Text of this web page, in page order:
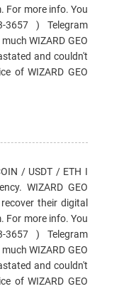
For more info. You
3657 ) Telegram
WIZARD GEO
and couldn't
of WIZARD GEO
/ USDT / ETH I
WIZARD GEO
their digital
For more info. You
3657 ) Telegram
WIZARD GEO
and couldn't
of WIZARD GEO